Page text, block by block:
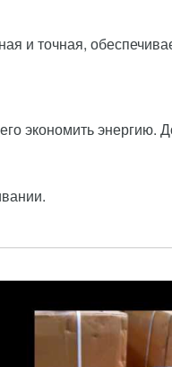
и точная,
экономить энергию.